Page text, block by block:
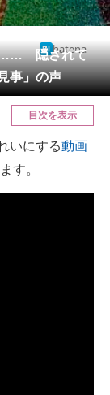
…… 隠されて
事」の声
hatena
目次を表示
いにする動画
す。